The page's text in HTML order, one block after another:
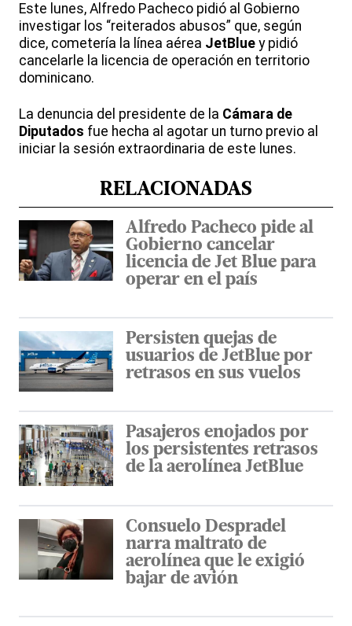
Este lunes, Alfredo Pacheco pidió al Gobierno
investigar los “reiterados abusos” que, según
dice, cometería la línea aérea JetBlue y pidió
cancelarle la licencia de operación en territorio
dominicano.
La denuncia del presidente de la Cámara de
Diputados fue hecha al agotar un turno previo al
iniciar la sesión extraordinaria de este lunes.
RELACIONADAS
Alfredo Pacheco pide al
Gobierno cancelar
licencia de Jet Blue para
operar en el país
Persisten quejas de
usuarios de JetBlue por
retrasos en sus vuelos
Pasajeros enojados por
los persistentes retrasos
de la aerolínea JetBlue
Consuelo Despradel
narra maltrato de
aerolínea que le exigió
bajar de avión